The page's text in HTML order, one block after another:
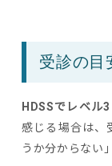
受診の目
HDSSでレベル
感じる場合は、
うか分からない